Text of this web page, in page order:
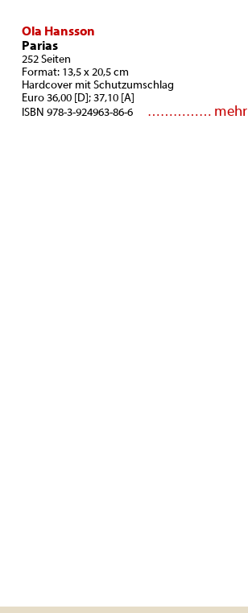
Ola Hansson
Parias
252 Seiten
Format: 13,5 x 20,5 cm
Hardcover mit Schutzumschlag
Euro 36,00 [D]; 37,10 [A]
ISBN 978-3-924963-86-6 …………… mehr